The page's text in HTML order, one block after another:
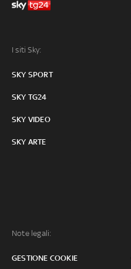
I siti Sky:
SKY SPORT
SKY TG24
SKY VIDEO
SKY ARTE
Note legali:
GESTIONE COOKIE